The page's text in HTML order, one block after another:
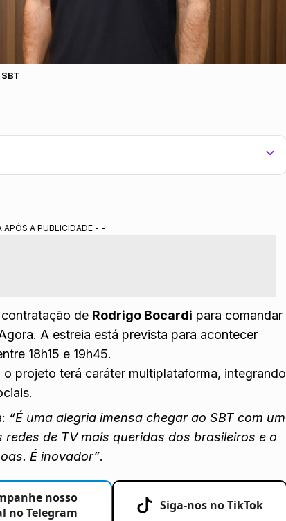
A PUBLICIDADE - -
de Rodrigo Bocardi para comandar
A estreia está prevista para acontecer
18h15 e 19h45.
projeto terá caráter multiplataforma, integrando
“É uma alegria imensa chegar ao SBT com um
de TV mais queridas dos brasileiros e o
É inovador”.
nosso
no Telegram
Siga-nos no TikTok